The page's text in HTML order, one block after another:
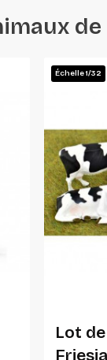
Échelle 1/32
Lot